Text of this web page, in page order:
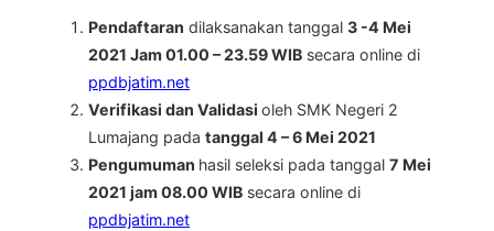
Pendaftaran dilaksanakan tanggal 3 -4 Mei
2021 Jam 01.00 – 23.59 WIB secara online di
ppdbjatim.net
Verifikasi dan Validasi oleh SMK Negeri 2
Lumajang pada tanggal 4 – 6 Mei 2021
Pengumuman hasil seleksi pada tanggal 7 Mei
2021 jam 08.00 WIB secara online di
ppdbjatim.net